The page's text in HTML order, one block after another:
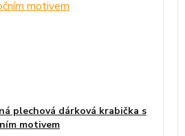
plechová dárková krabička s
motivem